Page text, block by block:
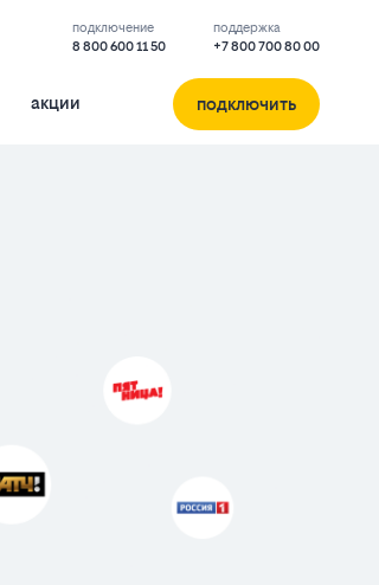
подключение
8 800 600 11 50
поддержка
+7 800 700 80 00
акции подключить